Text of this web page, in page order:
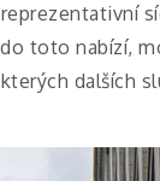
toto nabízí,
dalších